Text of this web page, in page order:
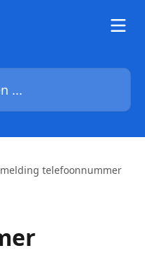
telefoonnummer